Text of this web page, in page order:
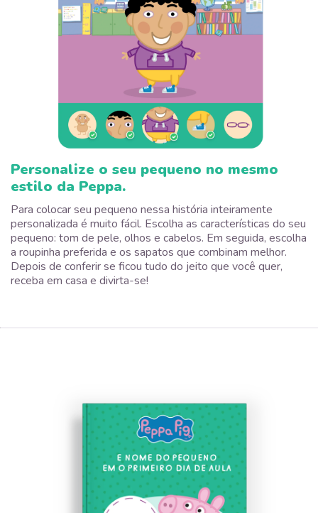
Personalize o seu pequeno no mesmo
estilo da Peppa.
Para colocar seu pequeno nessa história inteiramente
personalizada é muito fácil. Escolha as características do seu
pequeno: tom de pele, olhos e cabelos. Em seguida, escolha
a roupinha preferida e os sapatos que combinam melhor.
Depois de conferir se ficou tudo do jeito que você quer,
receba em casa e divirta-se!